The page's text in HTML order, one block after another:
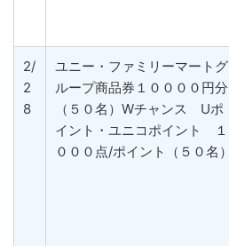
2/
2
8
ユニー・ファミリーマートグ
ループ商品券１００００円分
（５０名）Wチャンス Uポ
イント・ユニコポイント １
０００点/ポイント（５０名）